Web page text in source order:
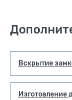
Вскрытие
Изготовление